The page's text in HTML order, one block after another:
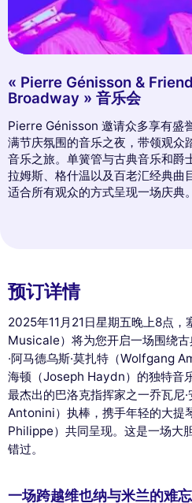
« Pierre Génisson &
Broadway » 音乐会
Pierre Génisson 邀请众多享有盛
满节庆氛围的音乐之夜，带领观众
音乐之旅。单簧管与古典音乐和爵
拉姆斯、格什温以及百老汇经典曲
适合所有观众的方式呈现一场庆典。
预订详情
2025年11月21日星期五晚上8点
Musicale）将为您开启一场围绕
·阿马德乌斯·莫扎特（Wolfgang
海顿（Joseph Haydn）的独特音
最杰出的巴洛克指挥家之一乔瓦尼
Antonini）执棒，携手年轻的大提
Philippe）共同呈现。这是一场大
错过。
一场跨越维也纳与米兰的难